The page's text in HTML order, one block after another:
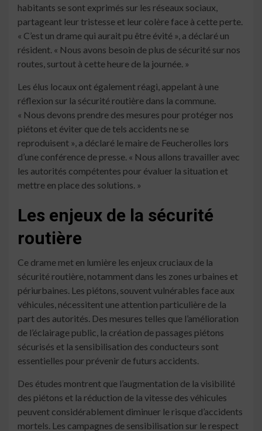
habitants se sont exprimés sur les réseaux sociaux,
partageant leur tristesse et leur colère face à cette perte.
« C’est un drame qui aurait pu être évité », a déclaré un
résident. « Nous avons besoin de plus de sécurité sur nos
routes, surtout à cette heure de la journée. »
Les élus locaux ont également réagi, appelant à une
réflexion sur la sécurité routière dans la commune.
« Nous devons prendre des mesures pour protéger nos
piétons et éviter que de tels accidents ne se
reproduisent », a déclaré le maire de Feucherolles lors
d’une conférence de presse. « Nous allons travailler avec
les autorités compétentes pour évaluer la situation et
mettre en place des solutions. »
Les enjeux de la sécurité
routière
Ce drame met en lumière les enjeux cruciaux de la
sécurité routière, notamment dans les zones urbaines et
périurbaines. Les piétons, souvent vulnérables face aux
véhicules, nécessitent une attention particulière de la
part des autorités. Des mesures telles que l’amélioration
de l’éclairage public, la création de passages piétons
sécurisés et la sensibilisation des conducteurs sont
essentielles pour prévenir de futurs accidents.
Des études montrent que l’augmentation de la visibilité
des piétons et la réduction de la vitesse des véhicules
peuvent considérablement diminuer le risque d’accidents
mortels. Les campagnes de sensibilisation sur le respect